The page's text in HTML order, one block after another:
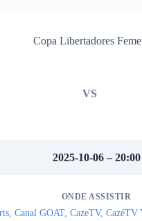
Copa Libertadores
VS
2025-10-06 – 20:00
ONDE ASSISTIR
Canal GOAT, CazeTV,